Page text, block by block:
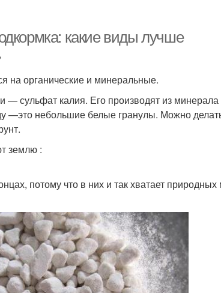
какие виды лучше
на органические и минеральные.
— сульфат калия. Его производят из
—это небольшие белые гранулы. Можно
землю :
потому что в них и так хватает